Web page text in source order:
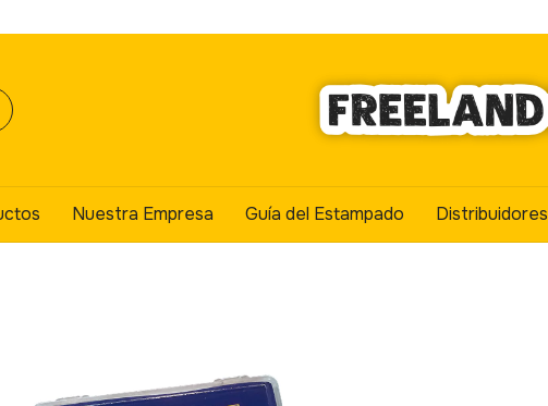
Nuestra Empresa Guía del Estampado Distribuidores